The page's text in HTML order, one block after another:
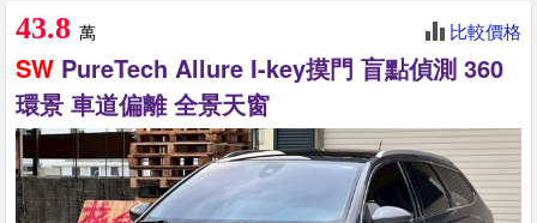
43.8 萬 比較價格
SW PureTech Allure I-key摸門 盲點偵測 360
環景 車道偏離 全景天窗